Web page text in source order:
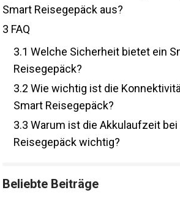
Smart Reisegepäck aus?
3 FAQ
3.1 Welche Sicherheit bietet ein
Reisegepäck?
3.2 Wie wichtig ist die
Smart Reisegepäck?
3.3 Warum ist die Akkulaufzeit bei
Reisegepäck wichtig?
Beliebte Beiträge